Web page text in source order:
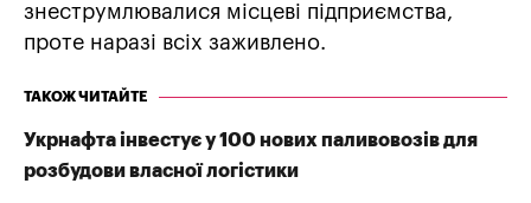
знеструмлювалися місцеві підприємства,
проте наразі всіх заживлено.
ТАКОЖ ЧИТАЙТЕ
Укрнафта інвестує у 100 нових паливовозів для
розбудови власної логістики